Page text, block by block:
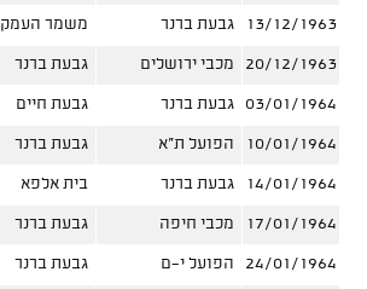
13/12/1963 גבעת ברנר משמר העמק
20/12/1963 מכבי ירושלים גבעת ברנר
03/01/1964 גבעת ברנר גבעת חיים
10/01/1964 הפועל ת"א גבעת ברנר
14/01/1964 גבעת ברנר בית אלפא
17/01/1964 מכבי חיפה גבעת ברנר
24/01/1964 הפועל י-ם גבעת ברנר